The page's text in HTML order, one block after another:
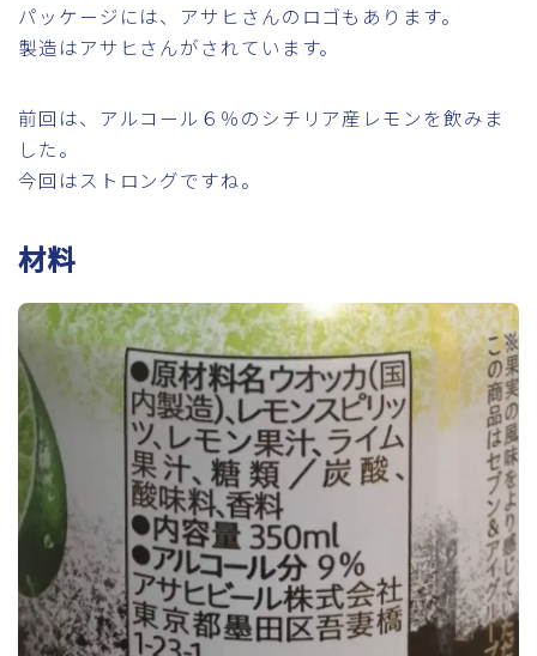
パッケージには、アサヒさんのロゴもあります。
製造はアサヒさんがされています。
前回は、アルコール６％のシチリア産レモンを飲みま
した。
今回はストロングですね。
材料